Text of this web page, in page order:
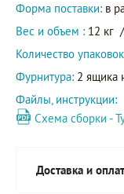
Форма поставки: в
Вес и объем : 12 кг /
Количество
Фурнитура: 2 ящика
Файлы, инструкции:
Схема сборки -
Доставка и